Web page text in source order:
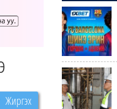
Жиргэх